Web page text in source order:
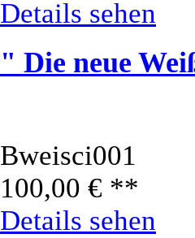
Details sehen
" Die neue
Bweisci001
100,00 € **
Details sehen